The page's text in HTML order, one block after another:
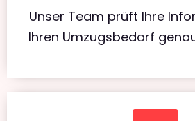
Unser Team prüft Ihre
Ihren Umzugsbedarf